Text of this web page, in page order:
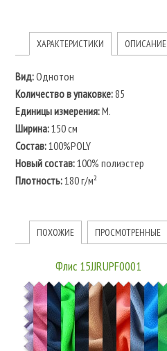
ХАРАКТЕРИСТИКИ ОПИСАНИЕ
Вид:Однотон
Количество в упаковке:85
Единицы измерения:M.
Ширина:150 см
Состав:100%POLY
Новый состав:100% полиэстер
Плотность:180 г/м²
ПОХОЖИЕ ПРОСМОТРЕННЫЕ
Флиc 15JJRUPF0001